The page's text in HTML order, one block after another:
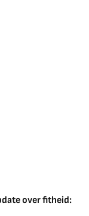
over fitheid: